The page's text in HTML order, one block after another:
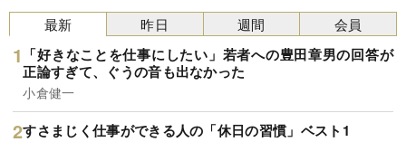
最新
「好きなことを仕事にしたい」若者への豊田章男の回答が
正論すぎて、ぐうの音も出なかった
小倉健一
すさまじく仕事ができる人の「休日の習慣」ベスト1
昨日 週間 会員